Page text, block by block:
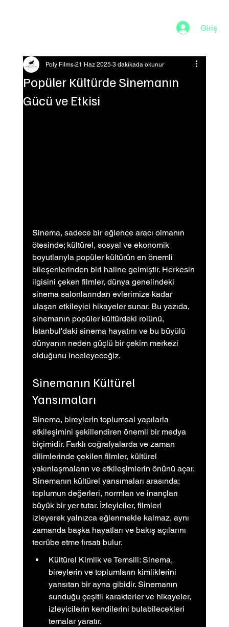
Giriş
Popüler Kültürde Sinemanın
Gücü ve Etkisi
Poly Films 21 Haz 2025 3 dakikada okunur
Sinema, sadece bir eğlence aracı olmanın
ötesinde; kültürel, sosyal ve ekonomik
boyutlarıyla popüler kültürün en önemli
bileşenlerinden biri haline gelmiştir. Herkesin
ilgisini çeken filmler, dünya genelindeki
sinema salonlarından evlerimize kadar
ulaşan etkileyici hikayeler sunar. Bu yazıda,
sinemanın popüler kültürdeki rolünü,
İstanbul'daki sinema hayatını ve bu büyülü
dünyanın neden güçlü bir çekim merkezi
olduğunu inceleyeceğiz.
Sinemanın Kültürel
Yansımaları
Sinema, bireylerin toplumsal yapılarla
etkileşimini şekillendiren önemli bir medya
biçimidir. Farklı coğrafyalarda ve zaman
dilimlerinde çekilen filmler, kültürel
yakınlaşmaların ve etkileşimlerin önünü açar.
Sinemanın kültürel yansımaları arasında;
toplumun değerleri, normları ve inançları
büyük bir yer tutar. İzleyiciler, filmleri
izleyerek yalnızca eğlenmekle kalmaz, aynı
zamanda başka hayatları ve bakış açılarını
tecrübe etme fırsatı bulur.
Kültürel Kimlik ve Temsili: Sinema,
bireylerin ve toplumların kimliklerini
yansıtan bir ayna gibidir. Sinemanın
sunduğu çeşitli karakterler ve hikayeler,
izleyicilerin kendilerini bulabilecekleri
temalar yaratır.